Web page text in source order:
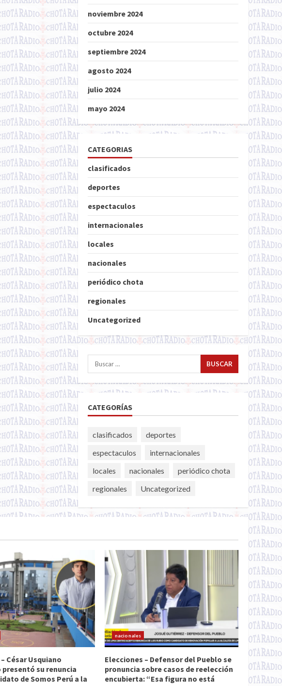
noviembre 2024
octubre 2024
septiembre 2024
agosto 2024
julio 2024
mayo 2024
CATEGORIAS
clasificados
deportes
espectaculos
internacionales
locales
nacionales
periódico chota
regionales
Uncategorized
Buscar:
CATEGORÍAS
clasificados
deportes
espectaculos
internacionales
locales
nacionales
periódico chota
regionales
Uncategorized
César Usquiano
presentó su renuncia
de Somos Perú a la
nacionales
Elecciones – Defensor del Pueblo se
pronuncia sobre casos de reelección
encubierta: “Esa figura no está